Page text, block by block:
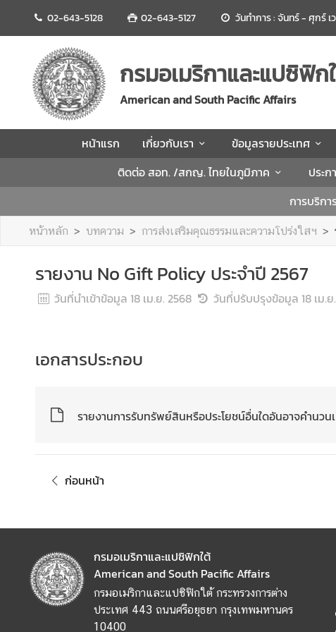
02-643-5128 02-643-5127 วันทำการ : จันทร์ - ศุกร์
กรมอเมริกาและแปซิฟิก
American and South Pacific Affairs
หน้าแรก เกี่ยวกับเรา ข้อมูลรายประเทศ
ติดต่อ สอท. /สกญ. ไทยในภูมิภาค
ประ
การบริก
น้
า
แ
ก
เ
ว
กั
ร
า
อ
ท
ค
หน้าหลัก บทความ การส่งเสริมคุณธรรมและความโปร่งใสฯ
รายงาน No Gift Policy ประจำปี 2567
วันที่นำเข้าข้อมูล 18 เม.ย. 2568 วันที่ปรับปรุงข้อมูล 18 เม.
เอกสารประกอบ
รายงานการรับทรัพย์สินหรือประโยชน์อื่นใดอันอาจคำนวน
ก่อนหน้า
กรมอเมริกาและแปซิฟิกใต้
American and South Pacific Affairs
กรมอเมริกาและแปซิฟิกใต้ กระทรวงการต่าง
ประเทศ 443 ถนนศรีอยุธยา กรุงเทพมหานคร
10400